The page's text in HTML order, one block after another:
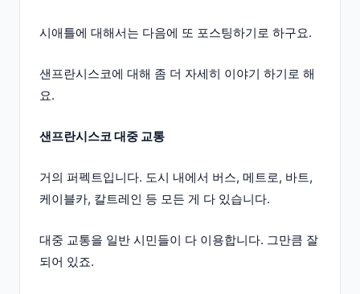
시애틀에 대해서는 다음에 또 포스팅하기로 하구요.
샌프란시스코에 대해 좀 더 자세히 이야기 하기로 해
요.
샌프란시스코 대중 교통
거의 퍼펙트입니다. 도시 내에서 버스, 메트로, 바트,
케이블카, 칼트레인 등 모든 게 다 있습니다.
대중 교통을 일반 시민들이 다 이용합니다. 그만큼 잘
되어 있죠.